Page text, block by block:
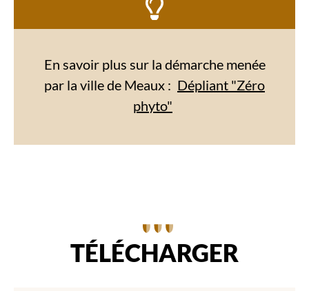
En savoir plus sur la démarche menée
par la ville de Meaux : Dépliant "Zéro
phyto"
TÉLÉCHARGER